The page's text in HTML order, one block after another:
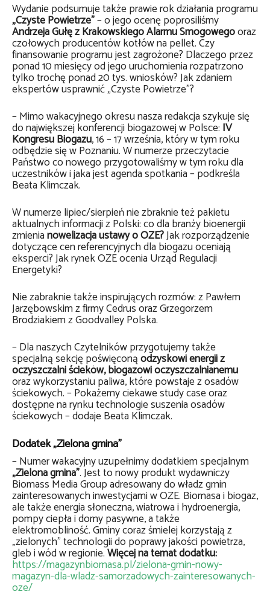
Wydanie podsumuje także prawie rok działania programu
„Czyste Powietrze”– o jego ocenę poprosiliśmy
Andrzeja Gułę z Krakowskiego Alarmu Smogowegooraz
czołowych producentów kotłów na pellet. Czy
finansowanie programu jest zagrożone? Dlaczego przez
ponad 10 miesięcy od jego uruchomienia rozpatrzono
tylko trochę ponad 20 tys. wniosków? Jak zdaniem
ekspertów usprawnić „Czyste Powietrze”?
– Mimo wakacyjnego okresu nasza redakcja szykuje się
do największej konferencji biogazowej w Polsce: IV
Kongresu Biogazu, 16 – 17 września, który w tym roku
odbędzie się w Poznaniu. W numerze przeczytacie
Państwo co nowego przygotowaliśmy w tym roku dla
uczestników i jaka jest agenda spotkania – podkreśla
Beata Klimczak.
W numerze lipiec/sierpień nie zbraknie też pakietu
aktualnych informacji z Polski: co dla branży bioenergii
zmienianowelizacja ustawy o OZE?Jak rozporządzenie
dotyczące cen referencyjnych dla biogazu oceniają
eksperci? Jak rynek OZE ocenia Urząd Regulacji
Energetyki?
Nie zabraknie także inspirujących rozmów: z Pawłem
Jarzębowskim z firmy Cedrus oraz Grzegorzem
Brodziakiem z Goodvalley Polska.
– Dla naszych Czytelników przygotujemy także
specjalną sekcję poświęconąodzyskowi energii z
oczyszczalni ścieków, biogazowi oczyszczalnianemu
oraz wykorzystaniu paliwa, które powstaje z osadów
ściekowych. – Pokażemy ciekawe study case oraz
dostępne na rynku technologie suszenia osadów
ściekowych – dodaje Beata Klimczak.
Dodatek „Zielona gmina”
– Numer wakacyjny uzupełnimy dodatkiem specjalnym
„Zielona gmina”. Jest to nowy produkt wydawniczy
Biomass Media Group adresowany do władz gmin
zainteresowanych inwestycjami w OZE. Biomasa i biogaz,
ale także energia słoneczna, wiatrowa i hydroenergia,
pompy ciepła i domy pasywne, a także
elektromobliność. Gminy coraz śmielej korzystają z
„zielonych” technologii do poprawy jakości powietrza,
gleb i wód w regionie.Więcej na temat dodatku:
https://magazynbiomasa.pl/zielona-gmin-nowy-
magazyn-dla-wladz-samorzadowych-zainteresowanych-
oze/